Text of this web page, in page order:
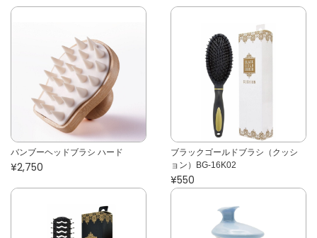
バンブーヘッドブラシ ハード
¥2,750
ブラックゴールドブラシ（クッシ
ョン）BG-16K02
¥550